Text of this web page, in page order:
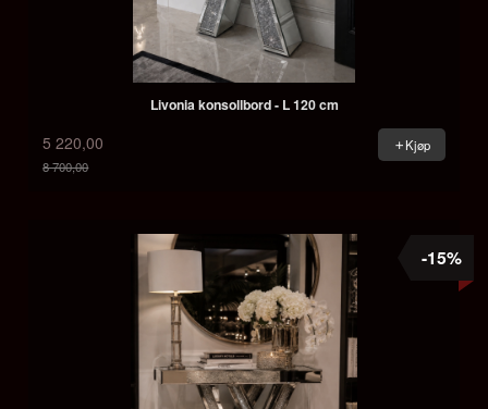
Livonia konsollbord - L 120 cm
5 220,00
8 700,00
Kjøp
-15%